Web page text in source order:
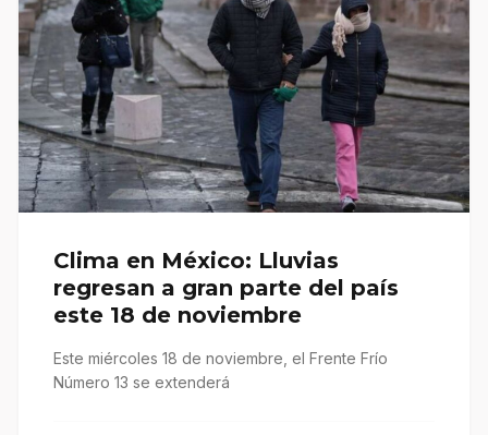
Clima en México: Lluvias
regresan a gran parte del país
este 18 de noviembre
Este miércoles 18 de noviembre, el Frente Frío
Número 13 se extenderá